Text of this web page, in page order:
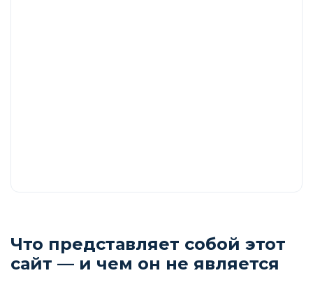
Что представляет собой этот
сайт — и чем он не является